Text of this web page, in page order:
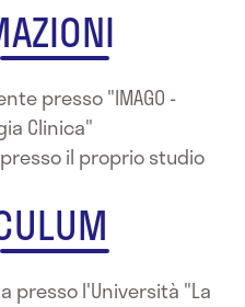
presso "IMAGO -
Clinica"
il proprio studio
presso l'Università "La